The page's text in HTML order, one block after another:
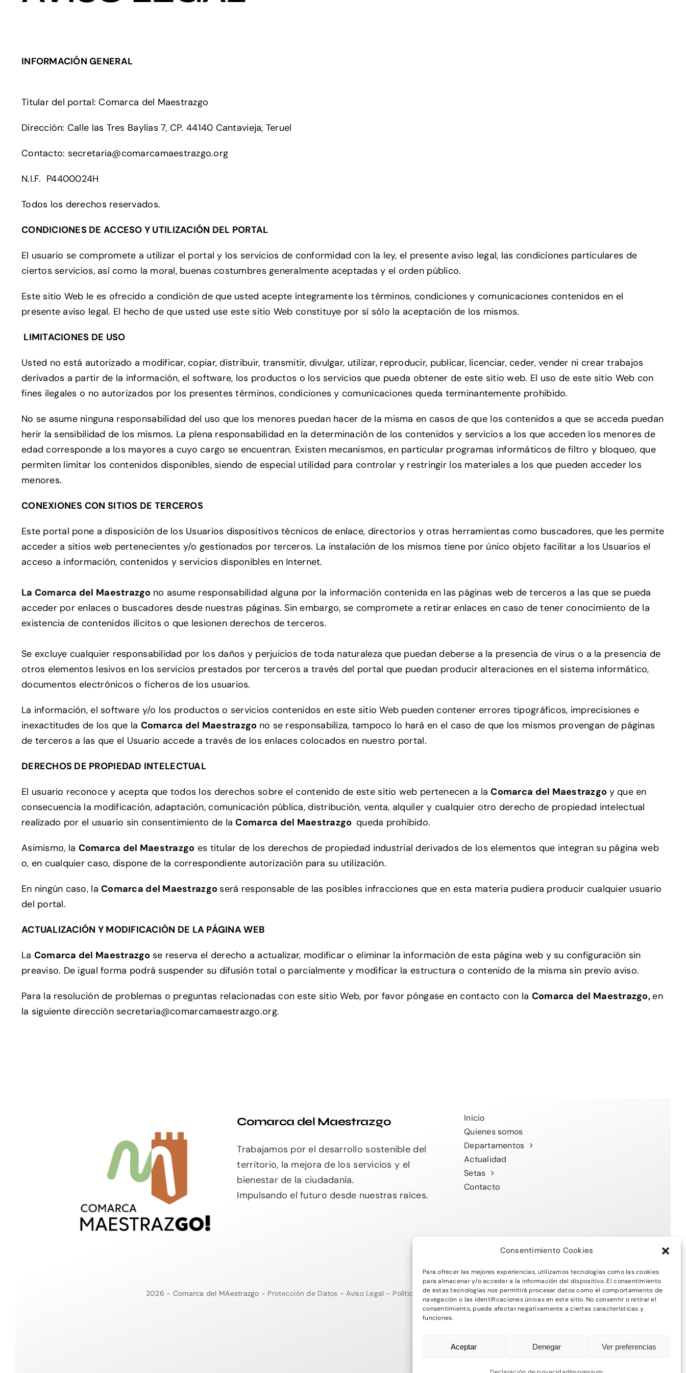
Consentimiento Cookies
Para ofrecer las mejores experiencias, utilizamos tecnologías como las cookies
para almacenar y/o acceder a la información del dispositivo. El consentimiento
de estas tecnologías nos permitirá procesar datos como el comportamiento de
navegación o las identificaciones únicas en este sitio. No consentir o retirar el
consentimiento, puede afectar negativamente a ciertas características y
funciones.
Aceptar Denegar Ver preferencias
INFORMACIÓN GENERAL
Titular del portal: Comarca del Maestrazgo
Dirección: Calle las Tres Baylias 7, CP. 44140 Cantavieja, Teruel
Contacto: secretaria@comarcamaestrazgo.org
N.I.F. P4400024H
Todos los derechos reservados.
CONDICIONES DE ACCESO Y UTILIZACIÓN DEL PORTAL
El usuario se compromete a utilizar el portal y los servicios de conformidad con la ley, el presente aviso legal, las condiciones particulares de
ciertos servicios, así como la moral, buenas costumbres generalmente aceptadas y el orden público.
Este sitio Web le es ofrecido a condición de que usted acepte íntegramente los términos, condiciones y comunicaciones contenidos en el
presente aviso legal. El hecho de que usted use este sitio Web constituye por sí sólo la aceptación de los mismos.
LIMITACIONES DE USO
Usted no está autorizado a modificar, copiar, distribuir, transmitir, divulgar, utilizar, reproducir, publicar, licenciar, ceder, vender ni crear trabajos
derivados a partir de la información, el software, los productos o los servicios que pueda obtener de este sitio web. El uso de este sitio Web con
fines ilegales o no autorizados por los presentes términos, condiciones y comunicaciones queda terminantemente prohibido.
No se asume ninguna responsabilidad del uso que los menores puedan hacer de la misma en casos de que los contenidos a que se acceda puedan
herir la sensibilidad de los mismos. La plena responsabilidad en la determinación de los contenidos y servicios a los que acceden los menores de
edad corresponde a los mayores a cuyo cargo se encuentran. Existen mecanismos, en particular programas informáticos de filtro y bloqueo, que
permiten limitar los contenidos disponibles, siendo de especial utilidad para controlar y restringir los materiales a los que pueden acceder los
menores.
CONEXIONES CON SITIOS DE TERCEROS
Este portal pone a disposición de los Usuarios dispositivos técnicos de enlace, directorios y otras herramientas como buscadores, que les permite
acceder a sitios web pertenecientes y/o gestionados por terceros. La instalación de los mismos tiene por único objeto facilitar a los Usuarios el
acceso a información, contenidos y servicios disponibles en Internet.
La Comarca del Maestrazgo no asume responsabilidad alguna por la información contenida en las páginas web de terceros a las que se pueda
acceder por enlaces o buscadores desde nuestras páginas. Sin embargo, se compromete a retirar enlaces en caso de tener conocimiento de la
existencia de contenidos ilícitos o que lesionen derechos de terceros.
Se excluye cualquier responsabilidad por los daños y perjuicios de toda naturaleza que puedan deberse a la presencia de virus o a la presencia de
otros elementos lesivos en los servicios prestados por terceros a través del portal que puedan producir alteraciones en el sistema informático,
documentos electrónicos o ficheros de los usuarios.
La información, el software y/o los productos o servicios contenidos en este sitio Web pueden contener errores tipográficos, imprecisiones e
inexactitudes de los que la Comarca del Maestrazgo no se responsabiliza, tampoco lo hará en el caso de que los mismos provengan de páginas
de terceros a las que el Usuario accede a través de los enlaces colocados en nuestro portal.
DERECHOS DE PROPIEDAD INTELECTUAL
El usuario reconoce y acepta que todos los derechos sobre el contenido de este sitio web pertenecen a la Comarca del Maestrazgo y que en
consecuencia la modificación, adaptación, comunicación pública, distribución, venta, alquiler y cualquier otro derecho de propiedad intelectual
realizado por el usuario sin consentimiento de la Comarca del Maestrazgo queda prohibido.
Asimismo, la Comarca del Maestrazgo es titular de los derechos de propiedad industrial derivados de los elementos que integran su página web
o, en cualquier caso, dispone de la correspondiente autorización para su utilización.
En ningún caso, la Comarca del Maestrazgoserá responsable de las posibles infracciones que en esta materia pudiera producir cualquier usuario
del portal.
ACTUALIZACIÓN Y MODIFICACIÓN DE LA PÁGINA WEB
La Comarca del Maestrazgose reserva el derecho a actualizar, modificar o eliminar la información de esta página web y su configuración sin
preaviso. De igual forma podrá suspender su difusión total o parcialmente y modificar la estructura o contenido de la misma sin previo aviso.
Para la resolución de problemas o preguntas relacionadas con este sitio Web, por favor póngase en contacto con la Comarca del Maestrazgo,en
la siguiente direcciónsecretaria@comarcamaestrazgo.org.
Comarca del Maestrazgo
Trabajamos por el desarrollo sostenible del
territorio, la mejora de los servicios y el
bienestar de la ciudadanía.
Impulsando el futuro desde nuestras raíces.
Inicio
Quienes somos
Departamentos
Actualidad
Setas
Contacto
2026 - Comarca del MAestrazgo - Protección de Datos -Aviso Legal - Política de Privacidad-Política de Cookies